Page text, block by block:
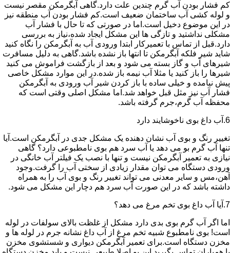
کم فشار بودن آب گرم چندین علت دارد.گاهی آبگرمکن مقصر نیست
و لوله کشی آب ساختمان ضعیف است.کم فشار بودن آب منطقه نیز
در این موضوع دخیل است.اما در صورتی که تا حال با فشار آب
مشکلی نداشتید و تازگی ها این مشکل ایجاد شده،نیاز به بررسی
دارد.قبل از تماس با تعمیرکار ابتدا ورودی آب به آبگرمکن را نگاه کنید
شاید شیر فلکه آبگرمکن تا انتها باز نشده باشد.گاهی به دلیل مسافرت
شیرهای آب و گاز بسته می شود و بعد از بازگشت فراموش می کنید
شیرها را باز کنید یا مثلا آب نیمه باز شده.در این موارد مشکل خاصی
پیش نیامده و خیلی ساده با باز کردن شیر آب ورودی به آبگرمکن
فشار آب نیز مثل قبل خواهد شد.اما مشکل اصلی وقتی است که
محفظه آب گرم،جرم گرفته باشد.
6.آب داغ بوی ناخوشایند دارد
تغییر رنگ و بوی آب نشان دهنده یک مشکل جدی در آبگرمکن است.آیا
تنها آب گرم بو می دهد یا آب سرد هم بوی نامطبوعی دارد؟ گاهی
نیازی به تعمیر آبگرمکن نیست و تنها با نصب یک فیلتر آب خانگی در
ورودی دستگاه می توان مقدار زیادی از سختی آب را گرفت.وجود
آهن،مس و سایر معدنی می تواند تغییر رنگ و بوی آب را به همراه
داشته باشد که در این صورت آب سرد هم دچار این مشکل می شود.
7.آیا آب داغ بوی تخم مرغ می دهد؟
اما اگر آب گرم بوی بدی دارد مشکل از غلظت بالای سولفات در لوله
است! بوی نامطبوع شبیه تخم مرغ از آب داغ نشانه جرم در لوله ها و
مخزن دستگاه است.برای تعمیر آبگرمکن دیواری و شستشوی مخزن